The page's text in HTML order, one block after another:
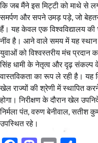
कि जब मैंने इस मिट्टी को माथे से
समर्पण और सपने उमड़ पड़े, जो
हैं। यह केवल एक विश्वविद्यालय की
नींव है। आने वाले समय में यह
युवाओं को विश्वस्तरीय मंच प्रदान
सिंह धामी के नेतृत्व और दृढ़ संकल्प के
वास्तविकता का रूप ले रही है। यह
खेल राज्यों की श्रेणी में स्थापित
होगा। निरीक्षण के दौरान खेल
निर्मला पंत, वरुण बेनीवाल, सतीश
उपस्थित रहे।